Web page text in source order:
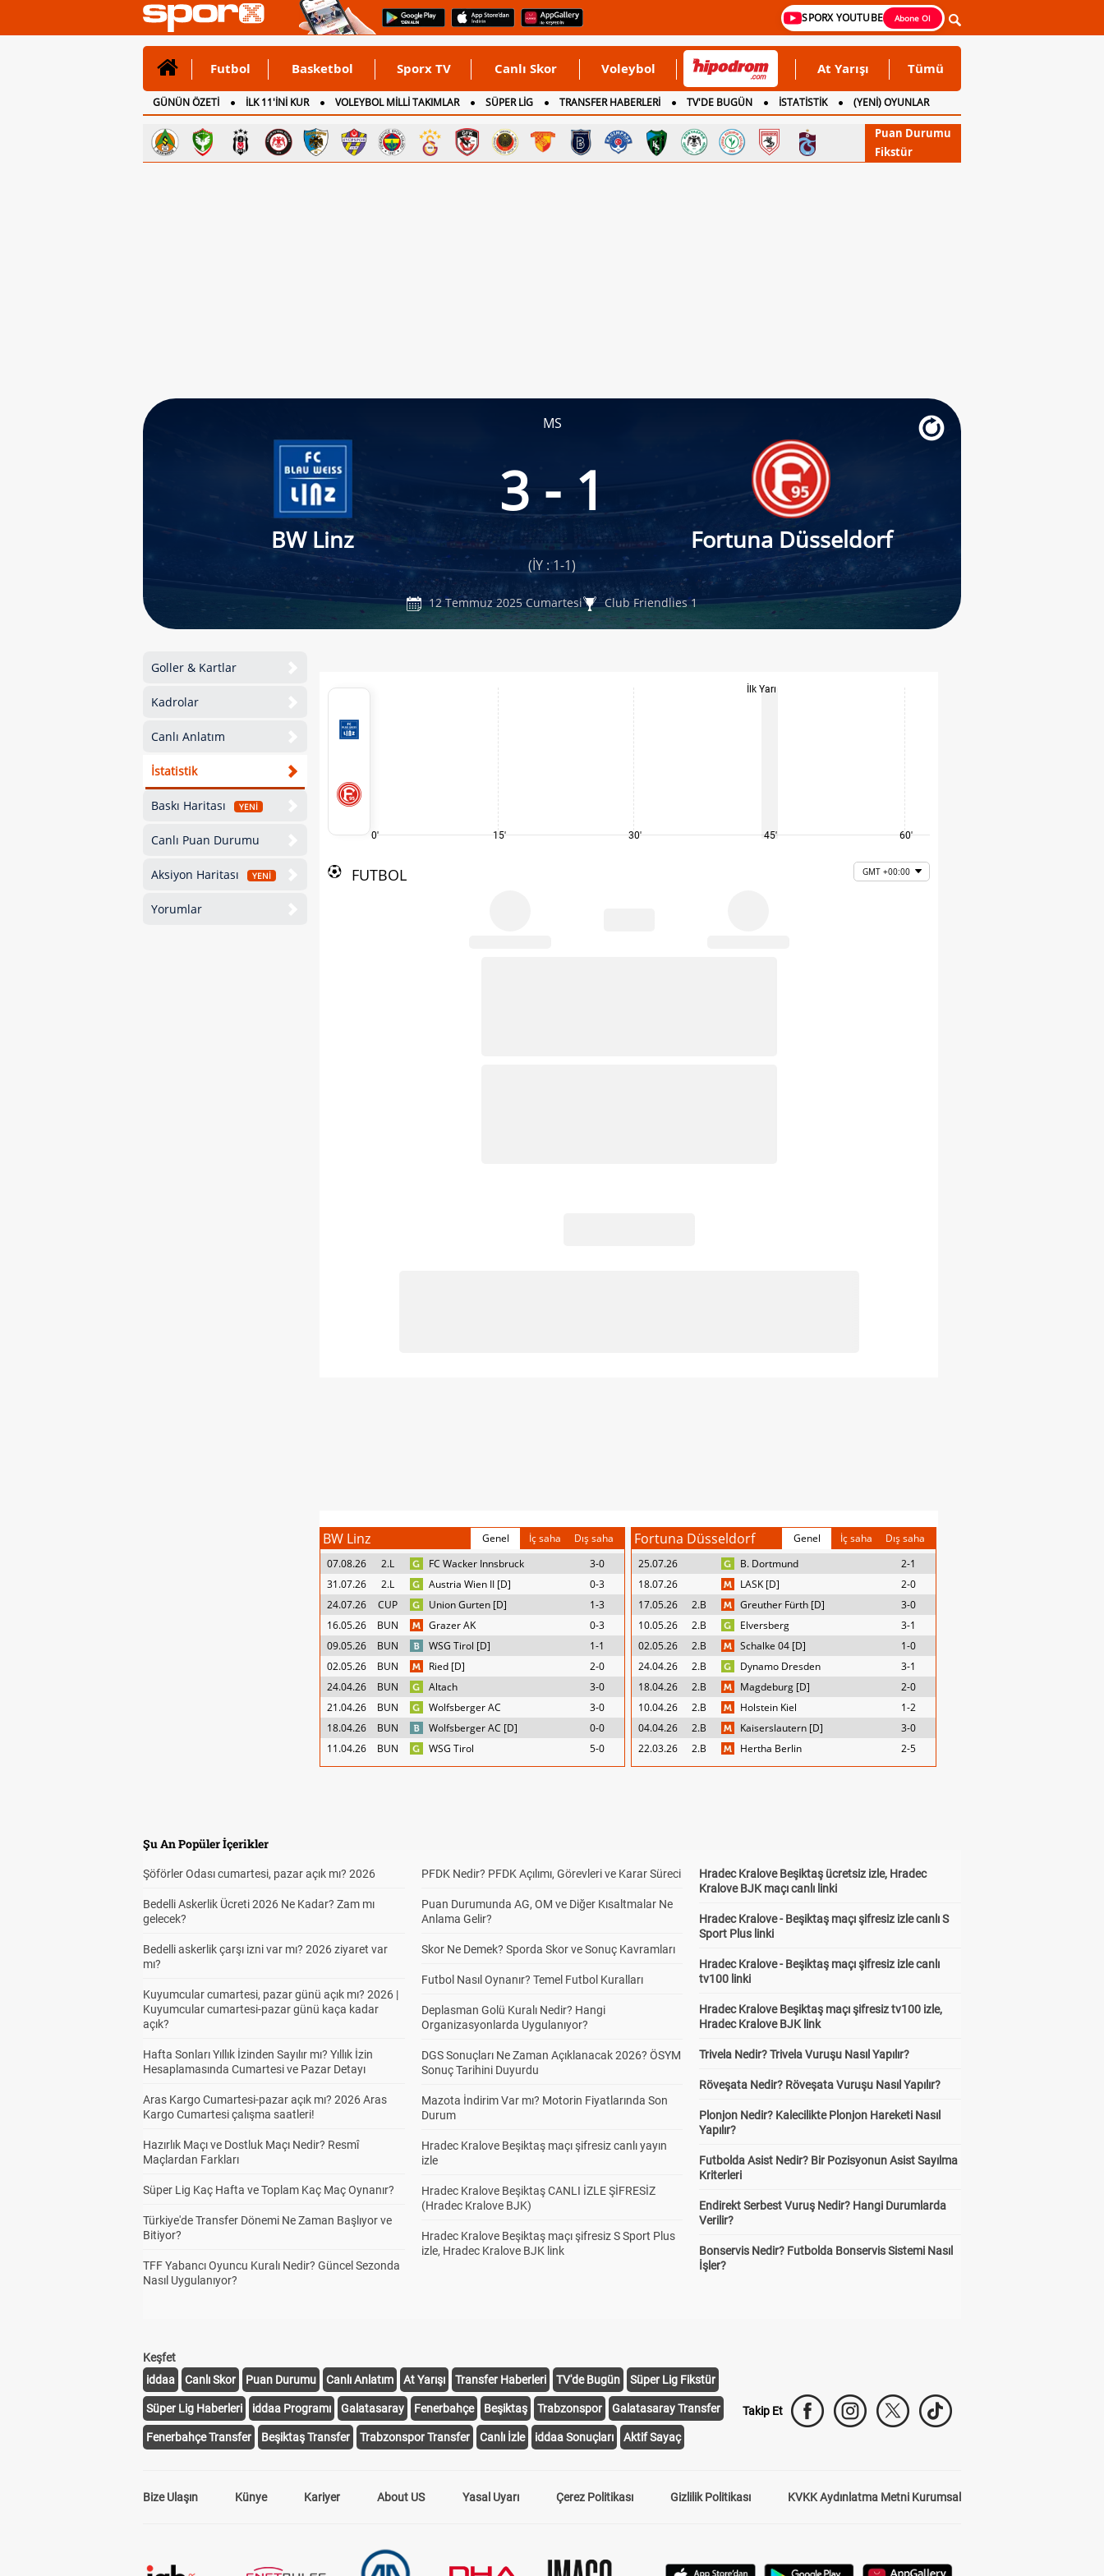
SPORX YOUTUBE Abone Ol
Futbol Basketbol Sporx TV Canlı Skor Voleybol At Yarışı Tümü
GÜNÜN ÖZETİ İLK 11'İNİ KUR VOLEYBOL MİLLİ TAKIMLAR SÜPER LİG TRANSFER HABERLERİ TV'DE BUGÜN İSTATİSTİK
(YENİ) OYUNLAR
CANLI ANLATIM
İNGİLTERE
Puan Durumu
Fikstür
MS
BW Linz
3 - 1
Fortuna Düsseldorf
(İY : 1-1)
12 Temmuz 2025 Cumartesi Club Friendlies 1
Goller & Kartlar
Kadrolar
Canlı Anlatım
İstatistik
Baskı Haritası YENİ
Canlı Puan Durumu
Aksiyon Haritası YENİ
Yorumlar
0' 15' 30'
İlk Yarı
45' 60'
FUTBOL GMT +00:00
BW Linz Genel İç saha
Dış saha
07.08.26
2.L FC Wacker Innsbruck
3-0
31.07.26
2.L Austria Wien II [D]
0-3
24.07.26
CUP Union Gurten [D]
1-3
16.05.26
BUN Grazer AK
0-3
09.05.26
BUN WSG Tirol [D]
1-1
02.05.26
BUN Ried [D]
2-0
24.04.26
BUN Altach
3-0
21.04.26
BUN Wolfsberger AC
3-0
18.04.26
BUN Wolfsberger AC [D]
0-0
11.04.26
BUN WSG Tirol 5-0
Fortuna Düsseldorf Genel İç saha
Dış saha
25.07.26
B. Dortmund
2-1
18.07.26
LASK [D]
2-0
17.05.26
2.B Greuther Fürth [D]
3-0
10.05.26
2.B Elversberg
3-1
02.05.26
2.B Schalke 04 [D]
1-0
24.04.26
2.B Dynamo Dresden
3-1
18.04.26
2.B Magdeburg [D]
2-0
10.04.26
2.B Holstein Kiel
1-2
04.04.26
2.B Kaiserslautern [D]
3-0
22.03.26
2.B Hertha Berlin 2-5
Şu An Popüler İçerikler
Şöförler Odası cumartesi, pazar açık mı? 2026
Bedelli Askerlik Ücreti 2026 Ne Kadar? Zam mı
gelecek?
Bedelli askerlik çarşı izni var mı? 2026 ziyaret var
mı?
Kuyumcular cumartesi, pazar günü açık mı? 2026 |
Kuyumcular cumartesi-pazar günü kaça kadar
açık?
Hafta Sonları Yıllık İzinden Sayılır mı? Yıllık İzin
Hesaplamasında Cumartesi ve Pazar Detayı
Aras Kargo Cumartesi-pazar açık mı? 2026 Aras
Kargo Cumartesi çalışma saatleri!
Hazırlık Maçı ve Dostluk Maçı Nedir? Resmî
Maçlardan Farkları
Süper Lig Kaç Hafta ve Toplam Kaç Maç Oynanır?
Türkiye'de Transfer Dönemi Ne Zaman Başlıyor ve
Bitiyor?
TFF Yabancı Oyuncu Kuralı Nedir? Güncel Sezonda
Nasıl Uygulanıyor?
PFDK Nedir? PFDK Açılımı, Görevleri ve Karar Süreci
Puan Durumunda AG, OM ve Diğer Kısaltmalar Ne
Anlama Gelir?
Skor Ne Demek? Sporda Skor ve Sonuç Kavramları
Futbol Nasıl Oynanır? Temel Futbol Kuralları
Deplasman Golü Kuralı Nedir? Hangi
Organizasyonlarda Uygulanıyor?
DGS Sonuçları Ne Zaman Açıklanacak 2026? ÖSYM
Sonuç Tarihini Duyurdu
Mazota İndirim Var mı? Motorin Fiyatlarında Son
Durum
Hradec Kralove Beşiktaş maçı şifresiz canlı yayın
izle
Hradec Kralove Beşiktaş CANLI İZLE ŞİFRESİZ
(Hradec Kralove BJK)
Hradec Kralove Beşiktaş maçı şifresiz S Sport Plus
izle, Hradec Kralove BJK link
Hradec Kralove Beşiktaş ücretsiz izle, Hradec
Kralove BJK maçı canlı linki
Hradec Kralove - Beşiktaş maçı şifresiz izle canlı S
Sport Plus linki
Hradec Kralove - Beşiktaş maçı şifresiz izle canlı
tv100 linki
Hradec Kralove Beşiktaş maçı şifresiz tv100 izle,
Hradec Kralove BJK link
Trivela Nedir? Trivela Vuruşu Nasıl Yapılır?
Röveşata Nedir? Röveşata Vuruşu Nasıl Yapılır?
Plonjon Nedir? Kalecilikte Plonjon Hareketi Nasıl
Yapılır?
Futbolda Asist Nedir? Bir Pozisyonun Asist Sayılma
Kriterleri
Endirekt Serbest Vuruş Nedir? Hangi Durumlarda
Verilir?
Bonservis Nedir? Futbolda Bonservis Sistemi Nasıl
İşler?
Keşfet
iddaa
Canlı Skor Puan Durumu Canlı Anlatım At Yarışı Transfer Haberleri TV'de Bugün Süper Lig Fikstür
Süper Lig Haberleri iddaa Programı Galatasaray Fenerbahçe Beşiktaş Trabzonspor Galatasaray Transfer
Fenerbahçe Transfer Beşiktaş Transfer Trabzonspor Transfer Canlı İzle iddaa Sonuçları Aktif Sayaç
Takip Et
Bize Ulaşın Künye Kariyer About US Yasal Uyarı Çerez Politikası Gizlilik Politikası KVKK Aydınlatma Metni Kurumsal